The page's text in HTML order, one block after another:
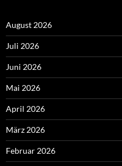
August 2026
Juli 2026
Juni 2026
Mai 2026
April 2026
März 2026
Februar 2026